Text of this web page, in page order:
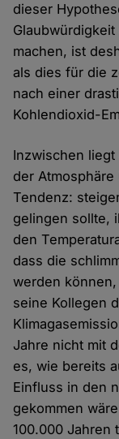
dieser
machen, ist
als dies für die
nach einer
Kohlendioxid-
Inzwischen
der
Tendenz:
gelingen sollte,
den
dass die
werden
seine Kollegen
Jahre nicht mit
es, wie bereits
Einfluss in den
gekommen
100.000 Jahren